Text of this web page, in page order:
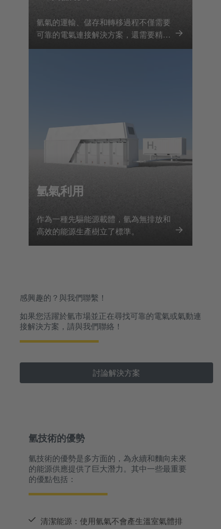
氫氣的運輸、儲存和轉移過程不僅需要
可靠的電氣連接解決方案，還需要精確
監控所有相關參數。浩亭提供客製化的
氫氣利用
作為一種先驅能源載體，氫為無排放和
高效的能源生產樹立了標準。
感興趣的？與我們聯繫！
如果您活躍於氫市場並正在尋找可靠的電氣或氣動連
接解決方案，請與我們聯絡！
討論解決方案
氫技術的優勢
氫技術的優勢是多方面的，為永續和麵向未來
的能源供應提供了巨大潛力。其中一些最重要
的優點包括：
清潔能源：使用氫氣不會產生溫室氣體排